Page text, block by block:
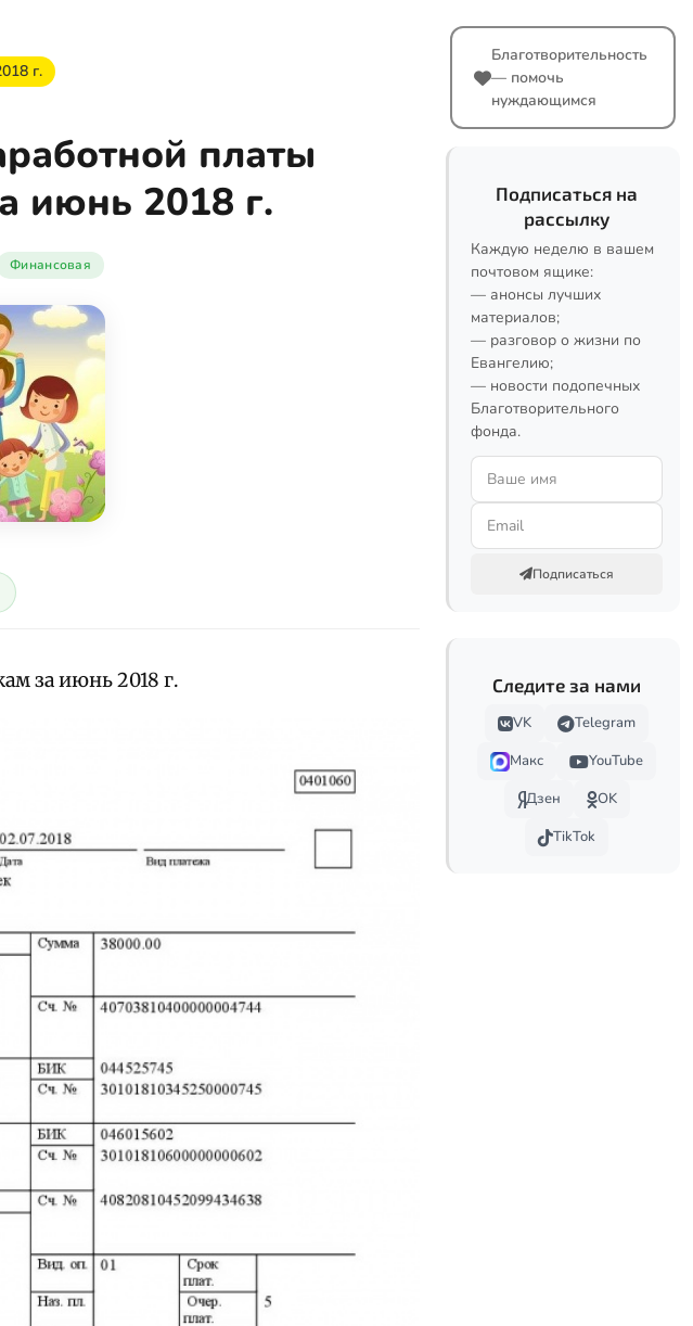
г.
платы
июнь 2018 г.
Финансовая
за июнь 2018 г.
Благотворительность
— помочь
нуждающимся
Подписаться на
рассылку
Каждую неделю в вашем
почтовом ящике:
— анонсы лучших
материалов;
— разговор о жизни по
Евангелию;
— новости подопечных
Благотворительного
фонда.
Подписаться
Следите за нами
VK
Telegram
Макс
YouTube
Дзен
OK
TikTok